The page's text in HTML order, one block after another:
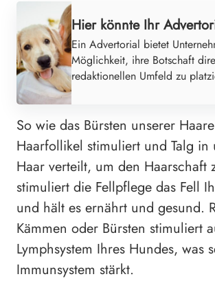
Hier könnte Ihr
Ein Advertorial bietet
Möglichkeit, ihre Botschaft
redaktionellen Umfeld zu
So wie das Bürsten unserer
Haarfollikel stimuliert und Talg in
Haar verteilt, um den Haarschaft
stimuliert die Fellpflege das Fell
und hält es ernährt und gesund.
Kämmen oder Bürsten stimuliert
Lymphsystem Ihres Hundes, was
Immunsystem stärkt.